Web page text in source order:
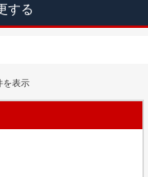
する
を表示